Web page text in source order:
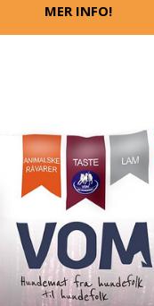
MER INFO!